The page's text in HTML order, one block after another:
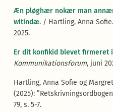
Æn pløghær nokær man
witindæ. / Hartling, Anna
2025.
Er dit konfikid blevet firmeret
Kommunikationsforum, juni
Hartling, Anna Sofie og
(2025):
79, s. 5-7.